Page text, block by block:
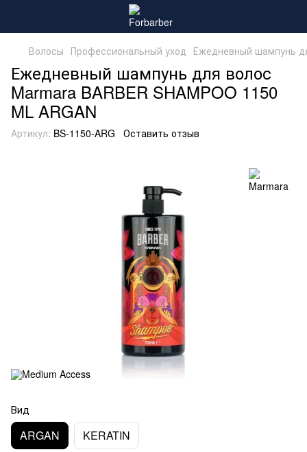
Волосы Профессиональный уход Ежедневный шампунь
Ежедневный шампунь для волос
Marmara BARBER SHAMPOO 1150
ML ARGAN
Артикул: BS-1150-ARG Оставить отзыв
Вид
ARGAN KERATIN